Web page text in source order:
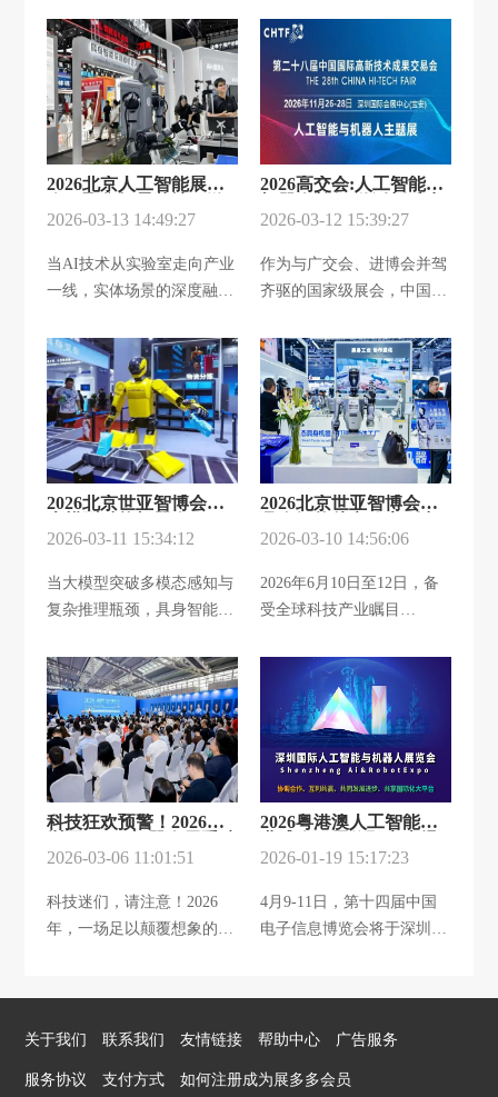
2026北京人工智能展
活AI产业新动能
2026-03-13 14:49:27
当AI技术从实验室走向产业
一线，实体场景的深度融合
标尺。“北京国际人工智能
展览会·世亚智博会”组委会
明确提出“跳出大模型空泛
概念，聚焦实体场景落
地”的核心导向，展会将重
点挖掘AI在机器人、低空经
济领域的实体场景创新者，
凸显技术与产业的真实融合
10日至12日在北京亦创会展
中心举办。
2026高交会:人工智能与
产力澎湃动能
2026-03-12 15:39:27
作为与广交会、进博会并驾
齐驱的国家级展会，中国国
称“高交会”）始终站在全球
科技创新的前沿。2026
年，第二十八届高交会将于
11 月 26—28 日 在深圳国际
会展中心（宝安）盛大举
办。其中，人工智能产业链
展与机器人产业链展将以全
新结构、全新规模、全新高
代智能技术对产业体系与社
会形态的深刻重塑。人工智
质生产力的核心展示场，打
破常规展览模式，创新打
造“人工智能馆”与“机器人
馆”两大核心展区，形成从
底层技术研发、核心部件制
造到场景落地应用的全产业
链闭环，成为本届高交会最
具科技含量与行业影响力的
2026北京世亚智博会：
启智能产业新周期
2026-03-11 15:34:12
当大模型突破多模态感知与
复杂推理瓶颈，具身智能正
智能体”——大模型作为核
心“大脑”，为机器人赋予环
境理解、自然交互与自主决
策能力，彻底重构技术创新
逻辑，开启“认知智能+物理
执行”的全新产业周期。定
于2026年6月10日-12日在北
京举办的“2026北京人工智
锚定这一技术融合趋势，
以“大模型赋能·机器人进
迈向全链共振。
2026北京世亚智博会：
业生态的跃迁舞台
2026-03-10 14:56:06
2026年6月10日至12日，备
受全球科技产业瞩目
展览会（世亚智博会）”将
于北京隆重举行。作为其核
心组成部分，“具身智能机
器人展” 将再度启幕。对于
寻求突破与飞跃的具身智能
企业而言，参与这一盛会，
不仅是一次前沿技术的展
示，更是获得全球顶级消费
牌能级跃升的战略选择。
科技狂欢预警！2026深
来袭，年度必冲！
2026-03-06 11:01:51
科技迷们，请注意！2026
年，一场足以颠覆想象的科
场，这可是高交会的核心主
2026粤港澳人工智能产
超80%已售！
2026-01-19 15:17:23
4月9-11日，第十四届中国
电子信息博览会将于深圳会
聚超200家全球领先企业，
软件框架到垂直行业解决方
关于我们 联系我们 友情链接 帮助中心 广告服务
服务协议 支付方式 如何注册成为展多多会员